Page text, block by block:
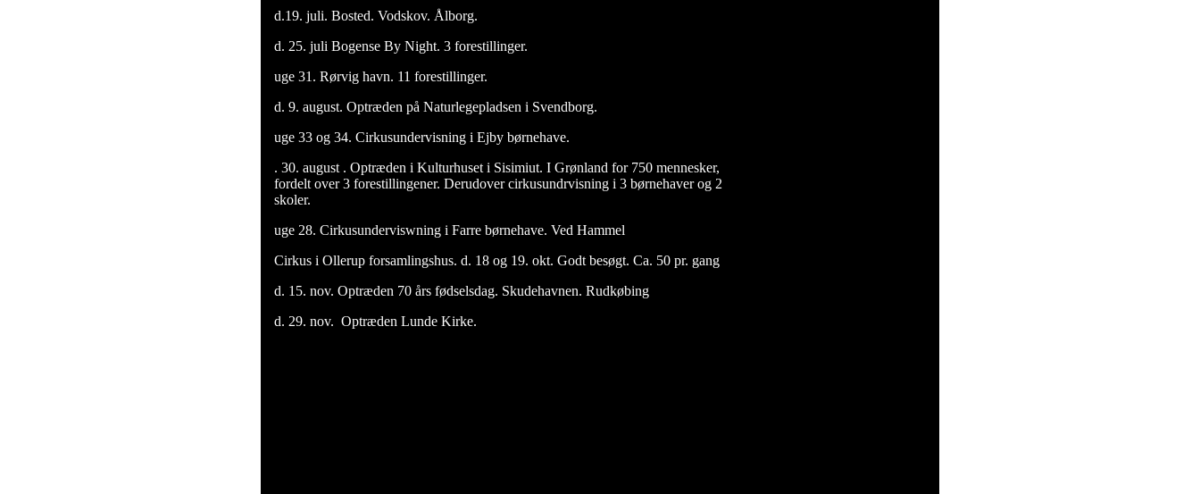
d.19. juli. Bosted. Vodskov. Ålborg.
d. 25. juli Bogense By Night. 3 forestillinger.
uge 31. Rørvig havn. 11 forestillinger.
d. 9. august. Optræden på Naturlegepladsen i Svendborg.
uge 33 og 34. Cirkusundervisning i Ejby børnehave.
. 30. august . Optræden i Kulturhuset i Sisimiut. I Grønland for 750 mennesker,
fordelt over 3 forestillingener. Derudover cirkusundrvisning i 3 børnehaver og 2
skoler.
uge 28. Cirkusunderviswning i Farre børnehave. Ved Hammel
Cirkus i Ollerup forsamlingshus. d. 18 og 19. okt. Godt besøgt. Ca. 50 pr. gang
d. 15. nov. Optræden 70 års fødselsdag. Skudehavnen. Rudkøbing
d. 29. nov. Optræden Lunde Kirke.